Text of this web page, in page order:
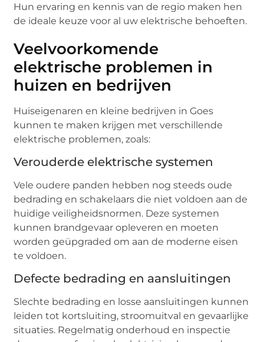
Hun ervaring en kennis van de regio maken hen
de ideale keuze voor al uw elektrische behoeften.
Veelvoorkomende
elektrische problemen in
huizen en bedrijven
Huiseigenaren en kleine bedrijven in Goes
kunnen te maken krijgen met verschillende
elektrische problemen, zoals:
Verouderde elektrische systemen
Vele oudere panden hebben nog steeds oude
bedrading en schakelaars die niet voldoen aan de
huidige veiligheidsnormen. Deze systemen
kunnen brandgevaar opleveren en moeten
worden geüpgraded om aan de moderne eisen
te voldoen.
Defecte bedrading en aansluitingen
Slechte bedrading en losse aansluitingen kunnen
leiden tot kortsluiting, stroomuitval en gevaarlijke
situaties. Regelmatig onderhoud en inspectie